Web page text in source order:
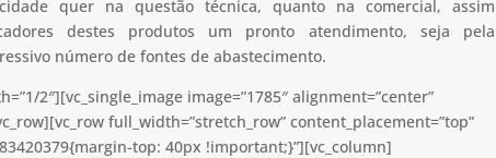
quer na questão técnica, quanto na comercial, assim
destes produtos um pronto atendimento, seja pela
número de fontes de abastecimento.
2″][vc_single_image image=”1785″ alignment=”center”
full_width=”stretch_row” content_placement=”top”
top: 40px !important;}”][vc_column]